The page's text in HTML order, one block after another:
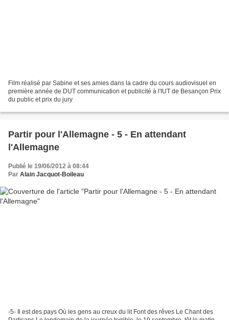
Film réalisé par Sabine et ses amies dans la cadre du cours audiovisuel en
première année de DUT communication et publicité à l'IUT de Besançon Prix
du public et prix du jury
Partir pour l'Allemagne - 5 - En attendant
l'Allemagne
Publié le 19/06/2012 à 08:44
Par Alain Jacquot-Boileau
-5- Il est des pays Où les gens au creux du lit Font des rêves Le Chant des